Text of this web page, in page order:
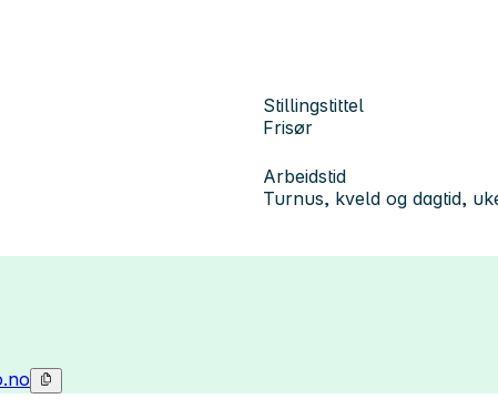
Stillingstittel
Frisør
Arbeidstid
Turnus, kveld og dagtid,